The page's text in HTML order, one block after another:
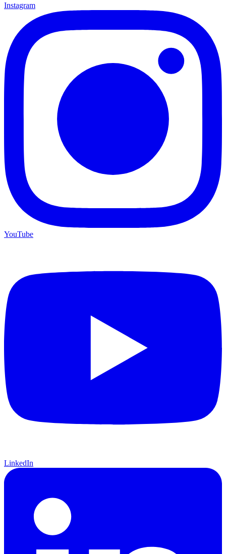
Instagram
YouTube
LinkedIn